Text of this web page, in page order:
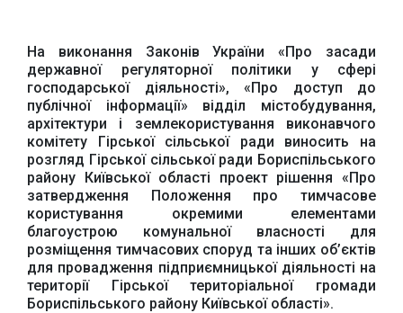
На виконання Законів України «Про засади
державної регуляторної політики у сфері
господарської діяльності», «Про доступ до
публічної інформації» відділ містобудування,
архітектури і землекористування виконавчого
комітету Гірської сільської ради виносить на
розгляд Гірської сільської ради Бориспільського
району Київської області проект рішення «Про
затвердження Положення про тимчасове
користування окремими елементами
благоустрою комунальної власності для
розміщення тимчасових споруд та інших об’єктів
для провадження підприємницької діяльності на
території Гірської територіальної громади
Бориспільського району Київської області».
Офіційний веб-сайт
Верховної Ради
України
Офіційне інтернет-
представництво
Президента України